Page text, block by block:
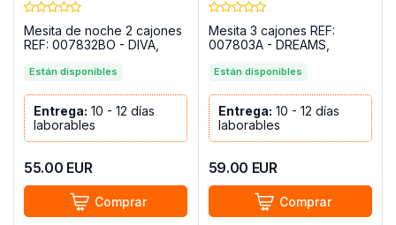
Mesita de noche 2 cajones
REF: 007832BO - DIVA,
Están disponibles
Entrega: 10 - 12 días
laborables
55.00 EUR
Comprar
Mesita 3 cajones REF:
007803A - DREAMS,
Están disponibles
Entrega: 10 - 12 días
laborables
59.00 EUR
Comprar